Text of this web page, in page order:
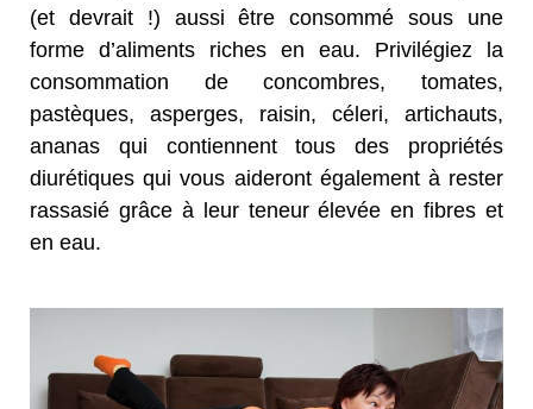
(et devrait !) aussi être consommé sous une
forme d’aliments riches en eau. Privilégiez la
consommation de concombres, tomates,
pastèques, asperges, raisin, céleri, artichauts,
ananas qui contiennent tous des propriétés
diurétiques qui vous aideront également à rester
rassasié grâce à leur teneur élevée en fibres et
en eau.